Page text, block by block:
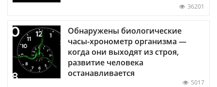
36201
Обнаружены биологические
часы-хронометр организма —
когда они выходят из строя,
развитие человека
останавливается
5017